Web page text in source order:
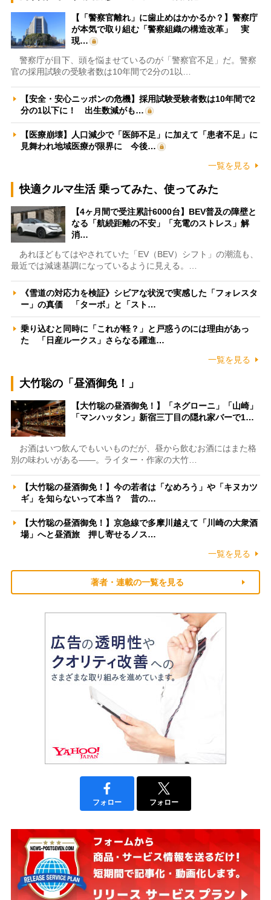
【「警察官離れ」に歯止めはかかるか？】警察庁
が本気で取り組む「警察組織の構造改革」 実
現…
警察庁が目下、頭を悩ませているのが「警察官不足」だ。警察
官の採用試験の受験者数は10年間で2分の1以…
【安全・安心ニッポンの危機】採用試験受験者数は10年間で2
分の1以下に！ 出生数減がも…
【医療崩壊】人口減少で「医師不足」に加えて「患者不足」に
見舞われ地域医療が限界に 今後…
一覧を見る
快適クルマ生活 乗ってみた、使ってみた
【4ヶ月間で受注累計6000台】BEV普及の障壁と
なる「航続距離の不安」「充電のストレス」解
消…
あれほどもてはやされていた「EV（BEV）シフト」の潮流も、
最近では減速基調になっているように見える。…
《雪道の対応力を検証》シビアな状況で実感した「フォレスタ
ー」の真価 「ターボ」と「スト…
乗り込むと同時に「これが軽？」と戸惑うのには理由があっ
た 「日産ルークス」さらなる躍進…
一覧を見る
大竹聡の「昼酒御免！」
【大竹聡の昼酒御免！】「ネグローニ」「山崎」
「マンハッタン」新宿三丁目の隠れ家バーで1…
お酒はいつ飲んでもいいものだが、昼から飲むお酒にはまた格
別の味わいがある――。ライター・作家の大竹…
【大竹聡の昼酒御免！】今の若者は「なめろう」や「キヌカツ
ギ」を知らないって本当？ 昔の…
【大竹聡の昼酒御免！】京急線で多摩川越えて「川崎の大衆酒
場」へと昼酒旅 押し寄せるノス…
一覧を見る
著者・連載の一覧を見る
フォロー フォロー